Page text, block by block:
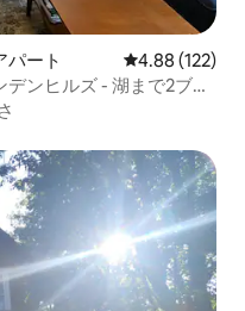
パート レビュー122
4.88 (122)
ンヒルズ - 湖まで2ブロ